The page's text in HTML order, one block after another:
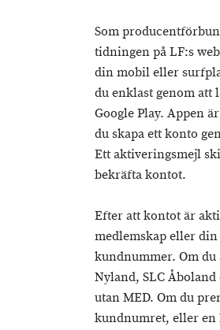
Som
tidningen på LF:s
din mobil eller
du enklast genom att
Google Play. Appen
du skapa ett konto
Ett aktiveringsmejl
bekräfta kontot.
Efter att kontot är
medlemskap eller
kundnummer. Om du
Nyland, SLC
utan MED. Om du
kundnumret, eller en